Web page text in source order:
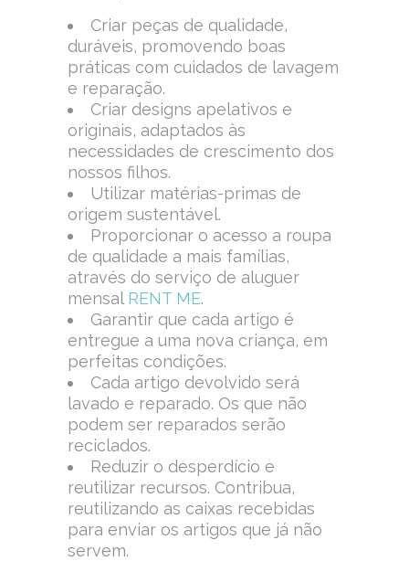
Criar peças de qualidade,
duráveis, promovendo boas
práticas com cuidados de lavagem
e reparação.
Criar designs apelativos e
originais, adaptados às
necessidades de crescimento dos
nossos filhos.
Utilizar matérias-primas de
origem sustentável.
Proporcionar o acesso a roupa
de qualidade a mais famílias,
através do serviço de aluguer
mensal RENT ME.
Garantir que cada artigo é
entregue a uma nova criança, em
perfeitas condições.
Cada artigo devolvido será
lavado e reparado. Os que não
podem ser reparados serão
reciclados.
Reduzir o desperdício e
reutilizar recursos. Contribua,
reutilizando as caixas recebidas
para enviar os artigos que já não
servem.